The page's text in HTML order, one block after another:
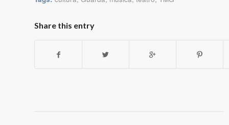
Share this entry